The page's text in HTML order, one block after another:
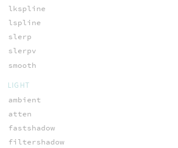
lkspline
lspline
slerp
slerpv
smooth
LIGHT
ambient
atten
fastshadow
filtershadow